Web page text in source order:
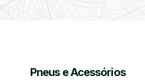
Pneus e Acessórios
Kit
Kit
Diagnóstico